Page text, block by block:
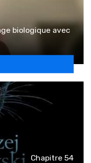
biologique avec
Chapitre 54